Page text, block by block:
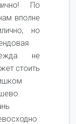
По
вполне
но
не
стоить